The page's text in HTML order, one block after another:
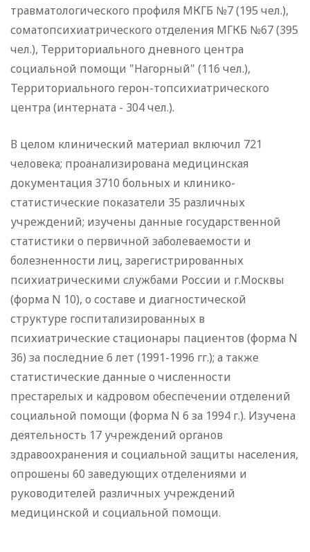
травматологического профиля МКГБ №7 (195 чел.),
соматопсихиатрического отделения МГКБ №67 (395
чел.), Территориального дневного центра
социальной помощи "Нагорный" (116 чел.),
Территориального герон-топсихиатрического
центра (интерната - 304 чел.).
В целом клинический материал включил 721
человека; проанализирована медицинская
документация 3710 больных и клинико-
статистические показатели 35 различных
учреждений; изучены данные государственной
статистики о первичной заболеваемости и
болезненности лиц, зарегистрированных
психиатрическими службами России и г.Москвы
(форма N 10), о составе и диагностической
структуре госпитализированных в
психиатрические стационары пациентов (форма N
36) за последние 6 лет (1991-1996 гг.); а также
статистические данные о численности
престарелых и кадровом обеспечении отделений
социальной помощи (форма N 6 за 1994 г.). Изучена
деятельность 17 учреждений органов
здравоохранения и социальной защиты населения,
опрошены 60 заведующих отделениями и
руководителей различных учреждений
медицинской и социальной помощи.